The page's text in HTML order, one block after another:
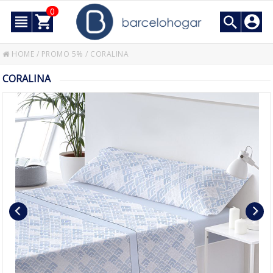
0
HOME / PROMO 5% / CORALINA
CORALINA